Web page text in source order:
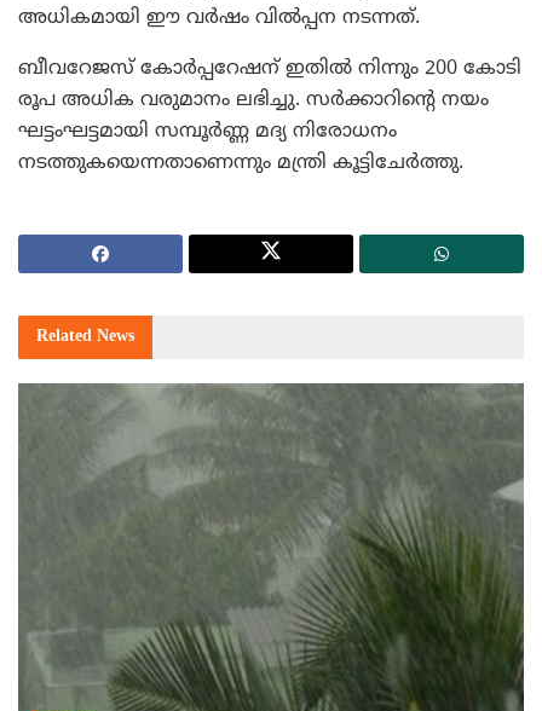
അധികമായി ഈ വര്‍ഷം വില്‍പ്പന നടന്നത്.
ബീവറേജസ് കോര്‍പ്പറേഷന് ഇതില്‍ നിന്നും 200 കോടി
രൂപ അധിക വരുമാനം ലഭിച്ചു. സര്‍ക്കാറിന്റെ നയം
ഘട്ടംഘട്ടമായി സമ്പൂര്‍ണ്ണ മദ്യ നിരോധനം
നടത്തുകയെന്നതാണെന്നും മന്ത്രി കൂട്ടിചേര്‍ത്തു.
Related News